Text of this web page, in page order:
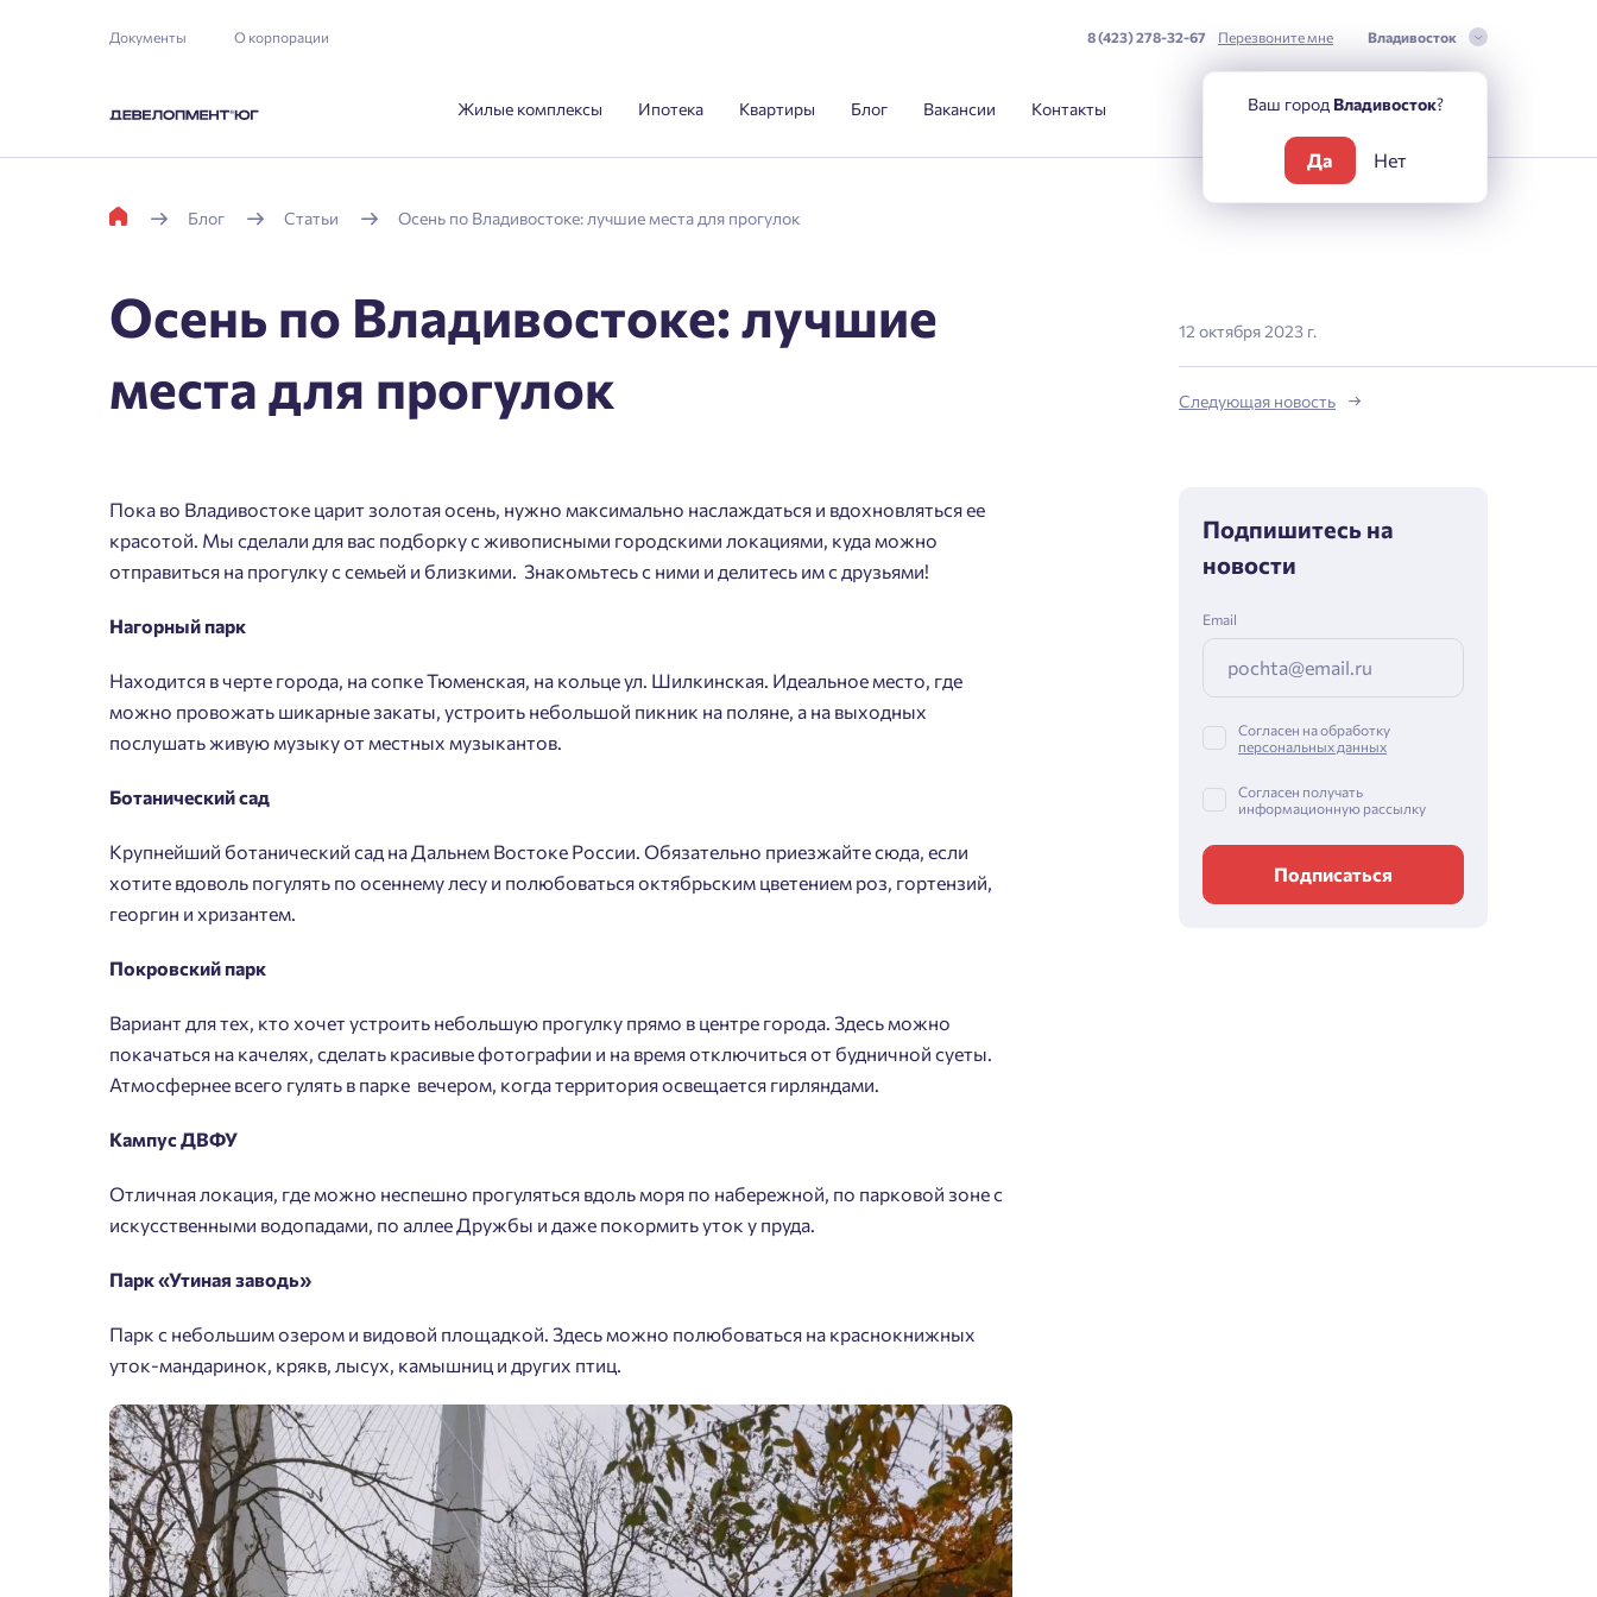
Документы О корпорации 8 (423) 278-32-67 Перезвоните мне Владивосток
Жилые комплексы Ипотека Квартиры Блог Вакансии Контакты
Блог Статьи Осень по Владивостоке: лучшие места для прогулок
Осень по Владивостоке: лучшие
места для прогулок
Пока во Владивостоке царит золотая осень, нужно максимально наслаждаться и вдохновляться ее
красотой. Мы сделали для вас подборку с живописными городскими локациями, куда можно
отправиться на прогулку с семьей и близкими. Знакомьтесь с ними и делитесь им с друзьями!
Нагорный парк
Находится в черте города, на сопке Тюменская, на кольце ул. Шилкинская. Идеальное место, где
можно провожать шикарные закаты, устроить небольшой пикник на поляне, а на выходных
послушать живую музыку от местных музыкантов.
Ботанический сад
Крупнейший ботанический сад на Дальнем Востоке России. Обязательно приезжайте сюда, если
хотите вдоволь погулять по осеннему лесу и полюбоваться октябрьским цветением роз, гортензий,
георгин и хризантем.
Покровский парк
Вариант для тех, кто хочет устроить небольшую прогулку прямо в центре города. Здесь можно
покачаться на качелях, сделать красивые фотографии и на время отключиться от будничной суеты.
Атмосфернее всего гулять в парке вечером, когда территория освещается гирляндами.
Кампус ДВФУ
Отличная локация, где можно неспешно прогуляться вдоль моря по набережной, по парковой зоне с
искусственными водопадами, по аллее Дружбы и даже покормить уток у пруда.
Парк «Утиная заводь»
Парк с небольшим озером и видовой площадкой. Здесь можно полюбоваться на краснокнижных
уток-мандаринок, крякв, лысух, камышниц и других птиц.
12 октября 2023 г.
Следующая новость
Подпишитесь на
новости
Email
Согласен на обработку
персональных данных
Согласен получать
информационную рассылку
Подписаться
Пожалуйста, оставьте ваши контакты и мы вам перезвоним.
Имя Телефон
Добро пожаловать в
личный кабинет
Добавляйте планировки в избранное
Выбор города
Нет времени выбирать?
Ваш город Владивосток?
Да Нет